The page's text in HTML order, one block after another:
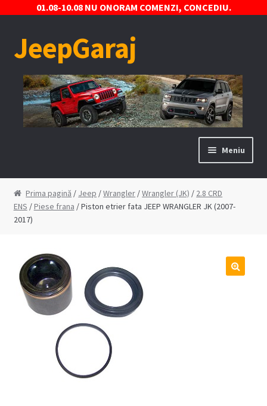
01.08-10.08 NU ONORAM COMENZI, CONCEDIU.
Sari
la
Sari
la
JeepGaraj
Meniu
Prima pagină
Contact
Coș
Cum comand ?
Despre Noi
Marci Comercializate
Prima pagină / Jeep /Wrangler /Wrangler (JK) / 2.8 CRD
ENS /Piese frana / Piston etrier fata JEEP WRANGLER JK (2007-
2017)